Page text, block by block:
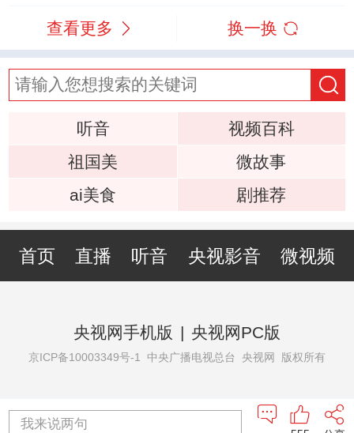
查看更多 换一换
听音
视频百科
祖国美
微故事
ai美食
剧推荐
首页 直播 听音 央视影音 微视频
央视网手机版 | 央视网PC版
京ICP备10003349号-1 中央广播电视总台 央视网 版权所有
我来说两句